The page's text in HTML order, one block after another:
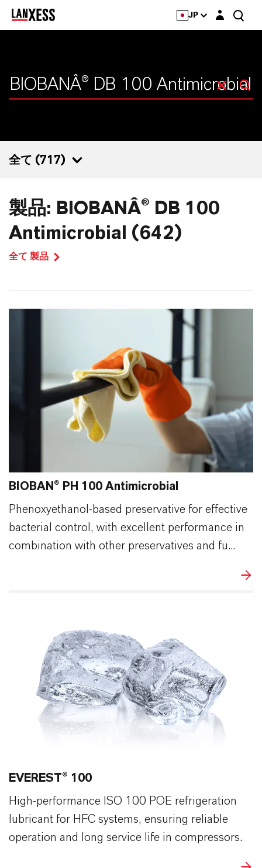
JP Login layer
全て (717)
642
43
製品: BIOBANÂ® DB 100
Antimicrobial (642)
全て 製品
BIOBAN® PH 100 Antimicrobial
Phenoxyethanol-based preservative for effective
bacterial control, with excellent performance in
combination with other preservatives and fu...
EVEREST® 100
High-performance ISO 100 POE refrigeration
lubricant for HFC systems, ensuring reliable
operation and long service life in compressors.